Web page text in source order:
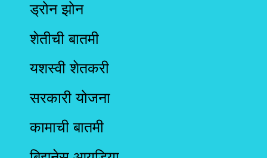
ड्रोन झोन
शेतीची बातमी
यशस्वी शेतकरी
सरकारी योजना
कामाची बातमी